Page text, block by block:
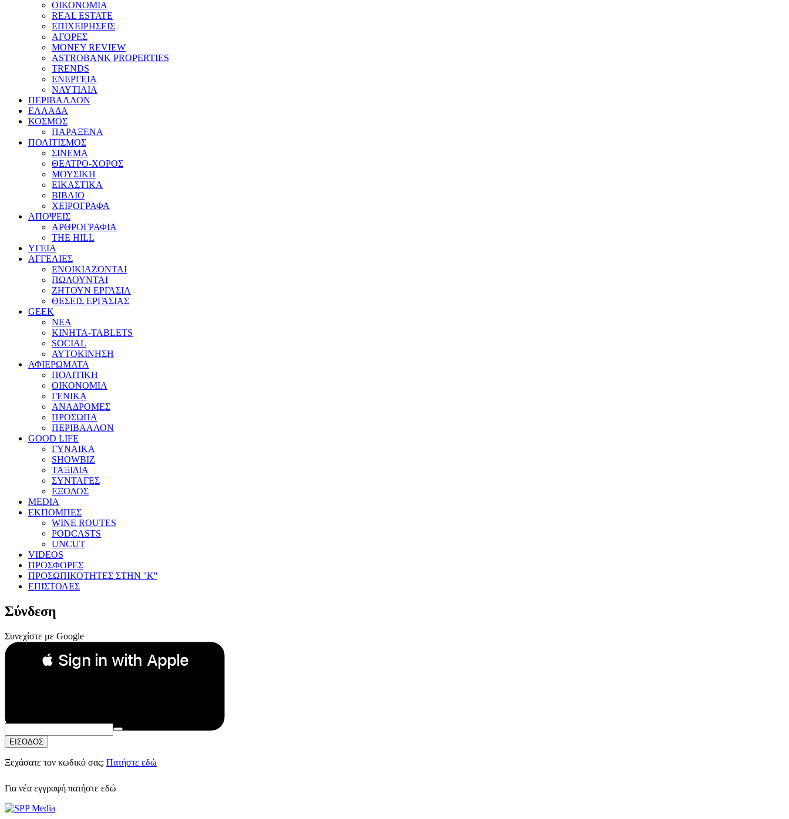
ΟΙΚΟΝΟΜΙΑ
REAL ESTATE
ΕΠΙΧΕΙΡΗΣΕΙΣ
ΑΓΟΡΕΣ
MONEY REVIEW
ASTROBANK PROPERTIES
TRENDS
ΕΝΕΡΓΕΙΑ
ΝΑΥΤΙΛΙΑ
ΠΕΡΙΒΑΛΛΟΝ
ΕΛΛΑΔΑ
ΚΟΣΜΟΣ
ΠΑΡΑΞΕΝΑ
ΠΟΛΙΤΙΣΜΟΣ
ΣΙΝΕΜΑ
ΘΕΑΤΡΟ-ΧΟΡΟΣ
ΜΟΥΣΙΚΗ
ΕΙΚΑΣΤΙΚΑ
ΒΙΒΛΙΟ
ΧΕΙΡΟΓΡΑΦΑ
ΑΠΟΨΕΙΣ
ΑΡΘΡΟΓΡΑΦΙΑ
THE HILL
ΥΓΕΙΑ
ΑΓΓΕΛΙΕΣ
ΕΝΟΙΚΙΑΖΟΝΤΑΙ
ΠΩΛΟΥΝΤΑΙ
ΖΗΤΟΥΝ ΕΡΓΑΣΙΑ
ΘΕΣΕΙΣ ΕΡΓΑΣΙΑΣ
GEEK
ΝΕΑ
ΚΙΝΗΤΑ-TABLETS
SOCIAL
ΑΥΤΟΚΙΝΗΣΗ
ΑΦΙΕΡΩΜΑΤΑ
ΠΟΛΙΤΙΚΗ
ΟΙΚΟΝΟΜΙΑ
ΓΕΝΙΚΑ
ΑΝΑΔΡΟΜΕΣ
ΠΡΟΣΩΠΑ
ΠΕΡΙΒΑΛΛΟΝ
GOOD LIFE
ΓΥΝΑΙΚΑ
SHOWBIZ
ΤΑΞΙΔΙΑ
ΣΥΝΤΑΓΕΣ
ΕΞΟΔΟΣ
MEDIA
ΕΚΠΟΜΠΕΣ
WINE ROUTES
PODCASTS
UNCUT
VIDEOS
ΠΡΟΣΦΟΡΕΣ
ΠΡΟΣΩΠΙΚΟΤΗΤΕΣ ΣΤΗΝ ''Κ''
ΕΠΙΣΤΟΛΕΣ
Σύνδεση
Συνεχίστε με Google
 Sign in with Apple
Συνεχίστε με Apple
ή
Email:
Κωδικός Πρόσβασης:
ΕΙΣΟΔΟΣ
Ξεχάσατε τον κωδικό σας; Πατήστε εδώ
Για νέα εγγραφή πατήστε εδώ